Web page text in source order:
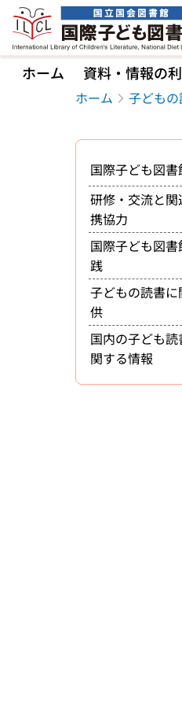
本文へ移動
ホーム 資料・情報の
ホーム 子ども
国際子ども図
研修・交流と
携協力
国際子ども図
践
子どもの読書
供
国内の子ども
関する情報